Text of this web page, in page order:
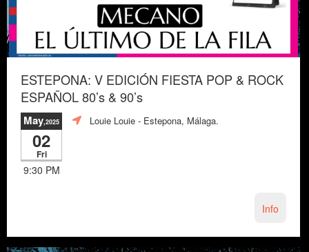
ESTEPONA: V EDICIÓN FIESTA POP & ROCK
ESPAÑOL 80’s & 90’s
May,2025
02
Fri
9:30 PM
Louie Louie - Estepona, Málaga.
Info